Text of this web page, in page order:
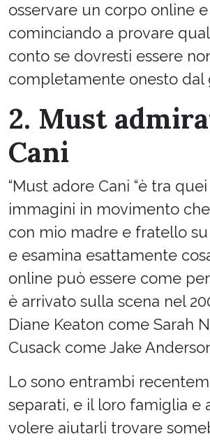
osservare un corpo online
cominciando a provare
conto se dovresti essere
completamente onesto dal
2. Must
Cani
“Must adore Cani “è tra
immagini in movimento
con mio madre e fratello
e esamina esattamente
online può essere come
è arrivato sulla scena nel
Diane Keaton come Sarah
Cusack come Jake
Lo sono entrambi
separati, e il loro famiglia e
volere aiutarli trovare